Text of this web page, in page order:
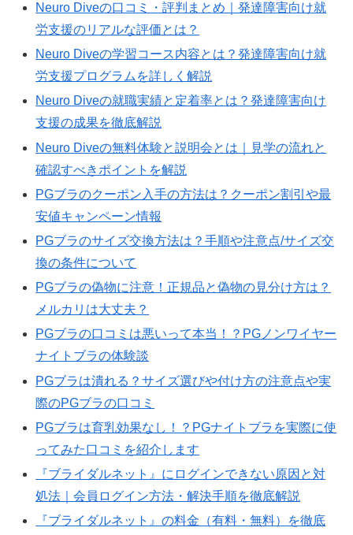
Neuro Diveの口コミ・評判まとめ｜発達障害向け就
労支援のリアルな評価とは？
Neuro Diveの学習コース内容とは？発達障害向け就
労支援プログラムを詳しく解説
Neuro Diveの就職実績と定着率とは？発達障害向け
支援の成果を徹底解説
Neuro Diveの無料体験と説明会とは｜見学の流れと
確認すべきポイントを解説
PGブラのクーポン入手の方法は？クーポン割引や最
安値キャンペーン情報
PGブラのサイズ交換方法は？手順や注意点/サイズ交
換の条件について
PGブラの偽物に注意！正規品と偽物の見分け方は？
メルカリは大丈夫？
PGブラの口コミは悪いって本当！？PGノンワイヤー
ナイトブラの体験談
PGブラは潰れる？サイズ選びや付け方の注意点や実
際のPGブラの口コミ
PGブラは育乳効果なし！？PGナイトブラを実際に使
ってみた口コミを紹介します
『ブライダルネット』にログインできない原因と対
処法｜会員ログイン方法・解決手順を徹底解説
『ブライダルネット』の料金（有料・無料）を徹底